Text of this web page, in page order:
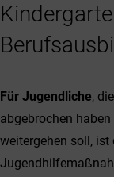
Für Jugendliche,
abgebrochen
weitergehen soll,